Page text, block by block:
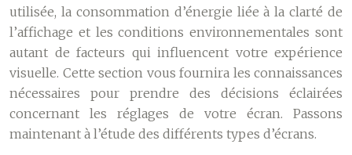
utilisée, la consommation d’énergie liée à la clarté de
l’affichage et les conditions environnementales sont
autant de facteurs qui influencent votre expérience
visuelle. Cette section vous fournira les connaissances
nécessaires pour prendre des décisions éclairées
concernant les réglages de votre écran. Passons
maintenant à l’étude des différents types d’écrans.